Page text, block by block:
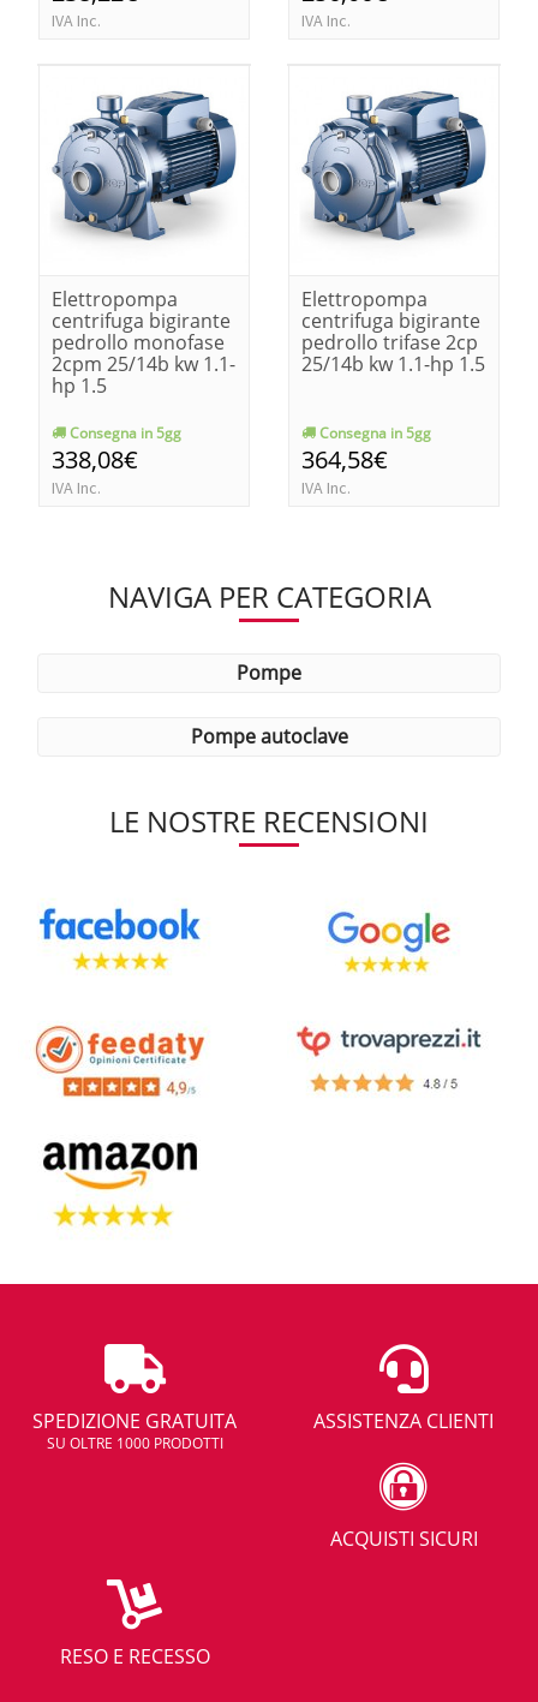
IVA Inc. IVA Inc.
Elettropompa
centrifuga bigirante
pedrollo monofase
2cpm 25/14b kw 1.1-
hp 1.5
Consegna in 5gg
338,08€
IVA Inc.
Elettropompa
centrifuga bigirante
pedrollo trifase 2cp
25/14b kw 1.1-hp 1.5
Consegna in 5gg
364,58€
IVA Inc.
NAVIGA PER CATEGORIA
pompe
pompe autoclave
LE NOSTRE RECENSIONI
SPEDIZIONE GRATUITA
SU OLTRE 1000 PRODOTTI
ASSISTENZA CLIENTI
ACQUISTI SICURI
RESO E RECESSO